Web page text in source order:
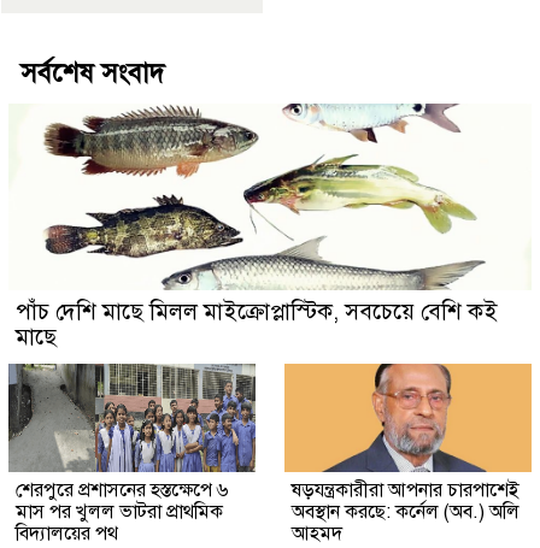
সর্বশেষ সংবাদ
পাঁচ দেশি মাছে মিলল মাইক্রোপ্লাস্টিক, সবচেয়ে বেশি কই
মাছে
শেরপুরে প্রশাসনের হস্তক্ষেপে ৬
মাস পর খুলল ভাটরা প্রাথমিক
বিদ্যালয়ের পথ
ষড়যন্ত্রকারীরা আপনার চারপাশেই
অবস্থান করছে: কর্নেল (অব.) অলি
আহমদ